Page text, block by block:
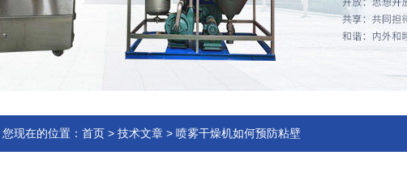
您现在的位置： 首页 > 技术文章 > 喷雾干燥机如何预防粘壁